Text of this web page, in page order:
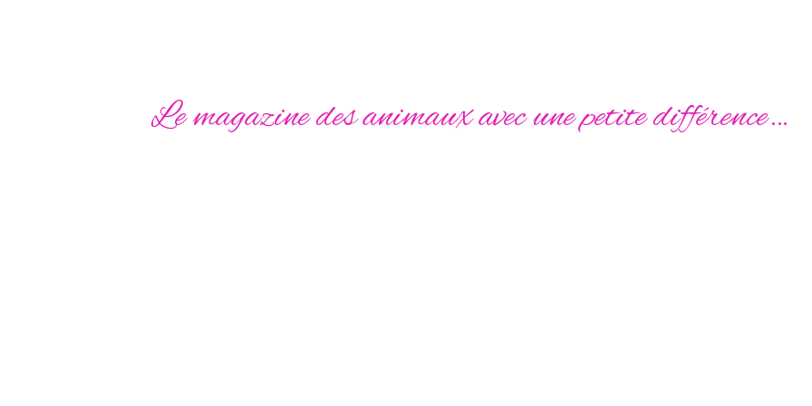
Le magazine des animaux avec une petite différence…